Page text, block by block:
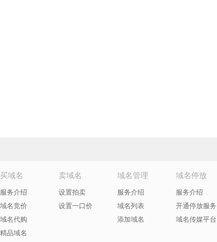
买域名
服务介绍
域名竞价
域名代购
精品域名
卖域名
设置拍卖
设置一口价
域名管理
服务介绍
域名列表
添加域名
域名停放
服务介绍
开通停放服务
域名传媒平台